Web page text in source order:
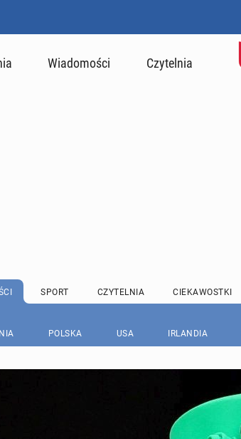
Wiadomości Czytelnia
SPORT CZYTELNIA CIEKAWOSTKI
POLSKA USA IRLANDIA